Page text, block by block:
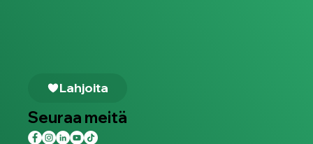
Lahjoita
Seuraa meitä